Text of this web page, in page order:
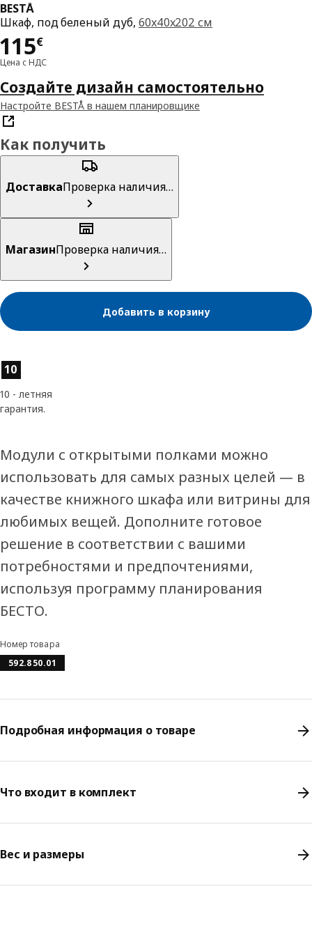
BESTÅ
Шкаф, под беленый дуб, 60x40x202 см
115€
Цена 115€
Цена с НДС
Создайте дизайн самостоятельно
Настройте BESTÅ в нашем планировщике
Как получить
ДоставкаПроверка наличия…
МагазинПроверка наличия…
Добавить в корзину
Характеристики товара
10
10 - летняя
гарантия.
Модули с открытыми полками можно
использовать для самых разных целей — в
качестве книжного шкафа или витрины для
любимых вещей. Дополните готовое
решение в соответствии с вашими
потребностями и предпочтениями,
используя программу планирования
БЕСТО.
Номер товара
592.850.01
Подробная информация о товаре
Что входит в комплект
Вес и размеры